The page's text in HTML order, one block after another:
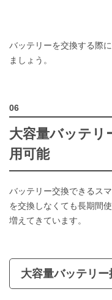
バッテリーを交換する際
ましょう。
大容量バッテリ
用可能
バッテリー交換できるス
を交換しなくても長期間
増えてきています。
大容量バッテリ